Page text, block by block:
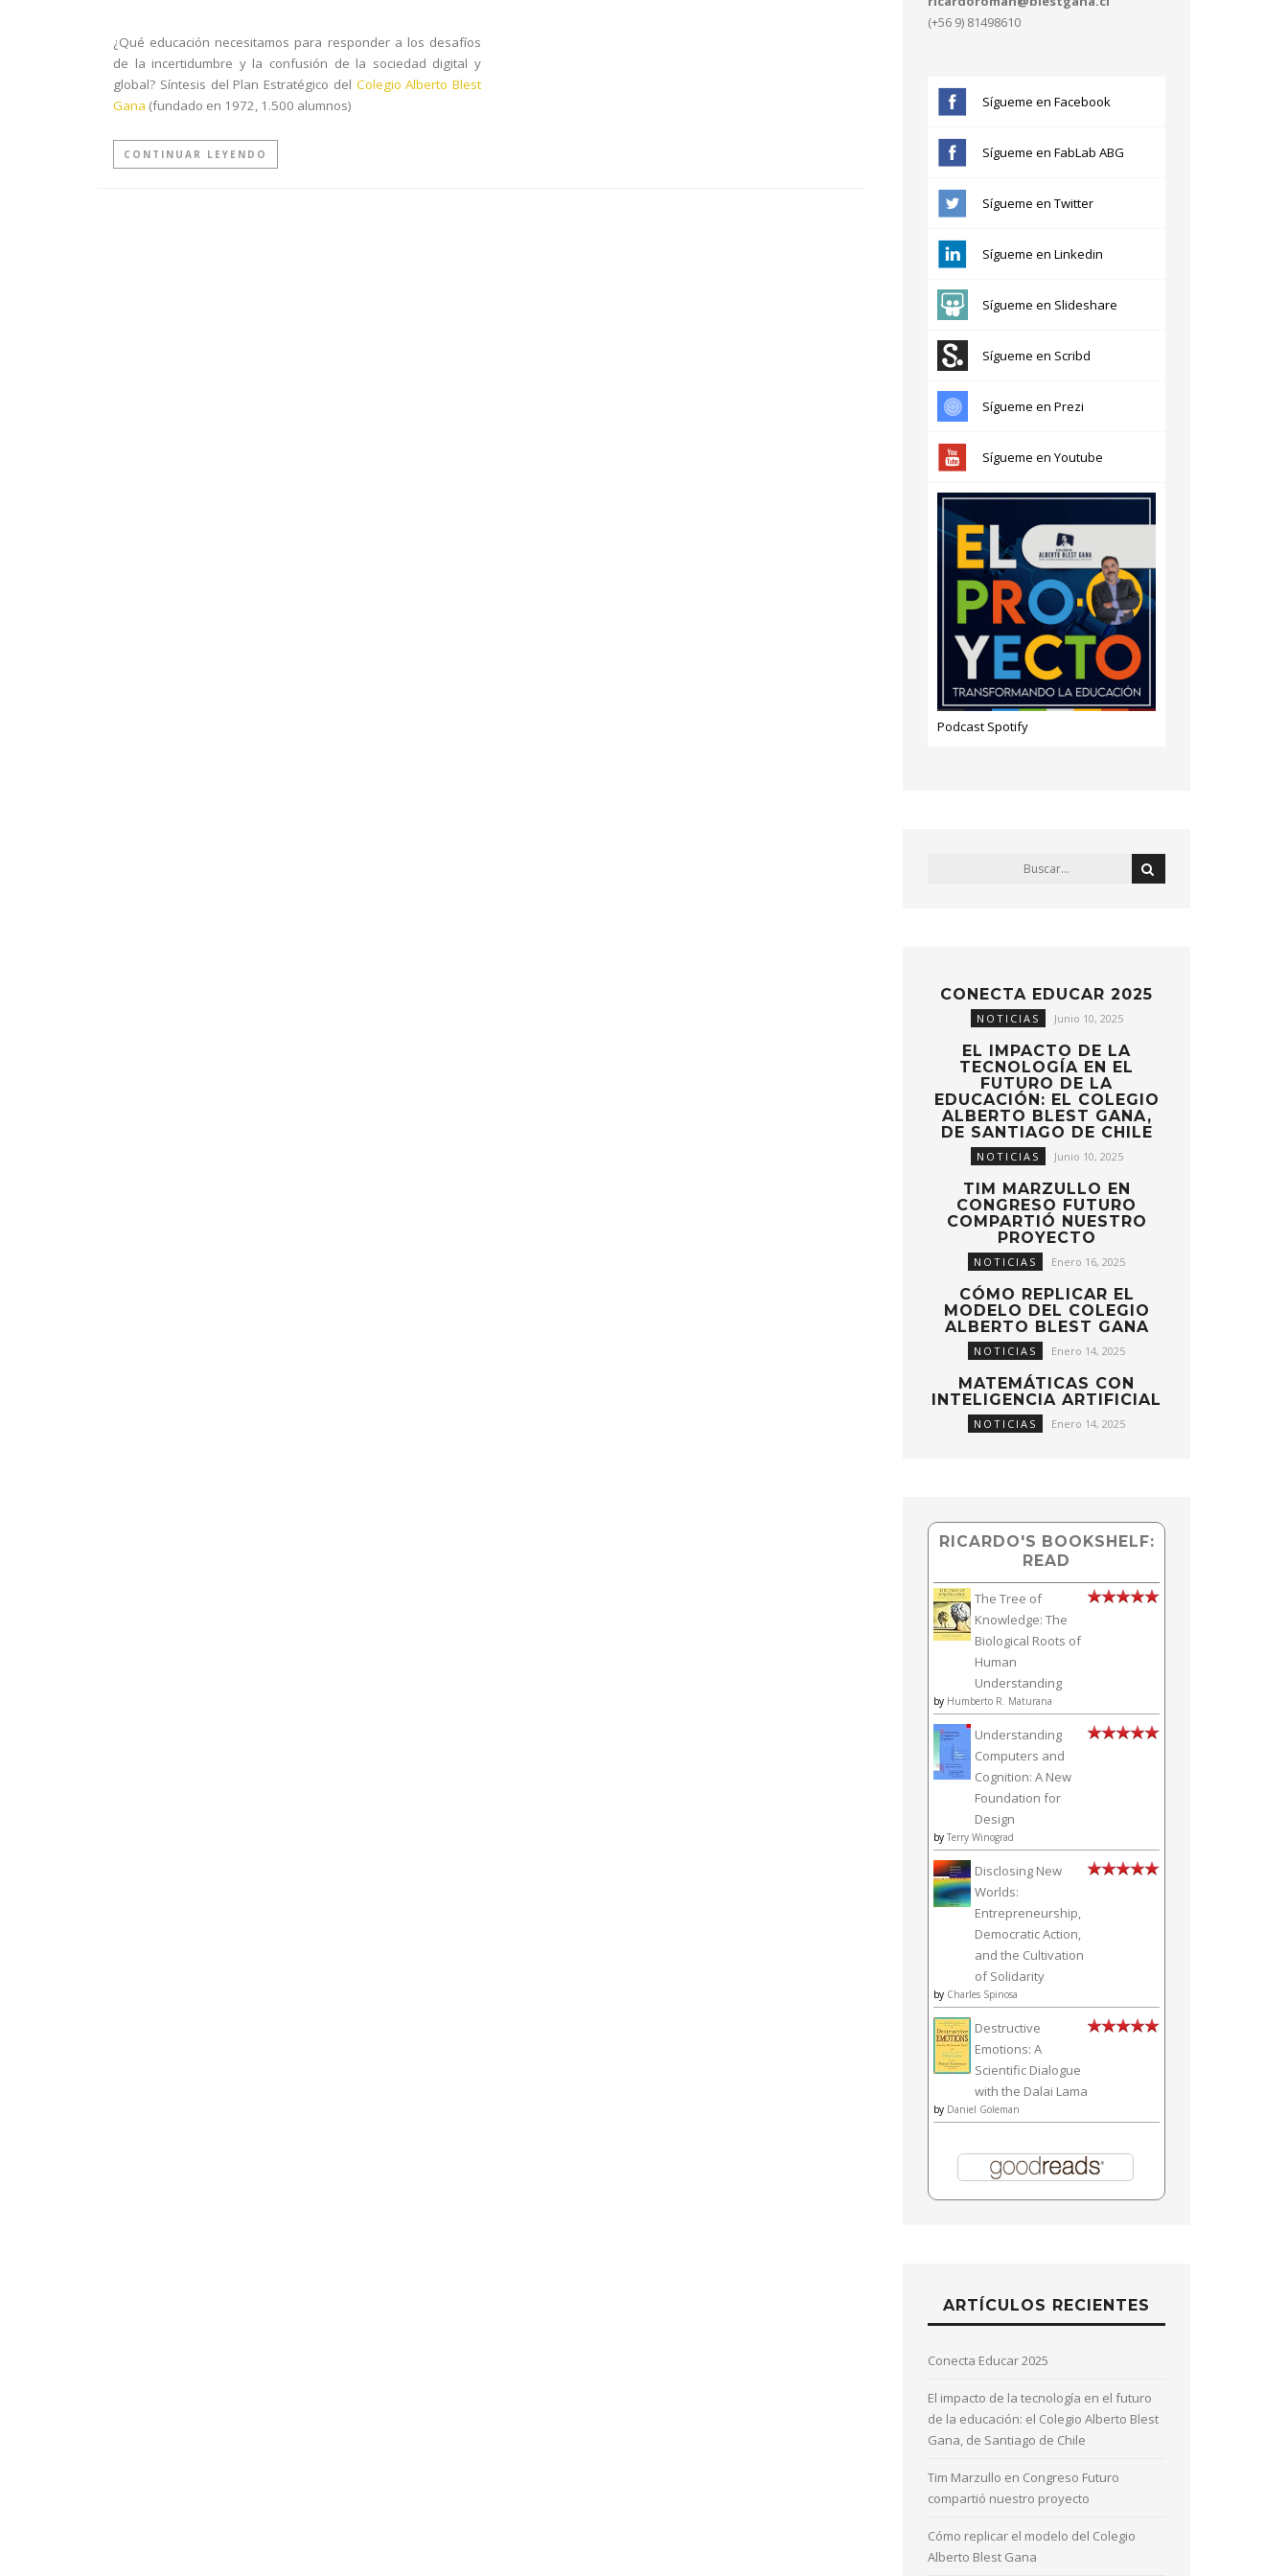
¿Qué educación necesitamos para responder a los desafíos
de la incertidumbre y la confusión de la sociedad digital y
global? Síntesis del Plan Estratégico del Colegio Alberto Blest
Gana (fundado en 1972, 1.500 alumnos)
CONTINUAR LEYENDO
(+56 9) 81498610
Sígueme en Facebook
Sígueme en FabLab ABG
Sígueme en Twitter
Sígueme en Linkedin
Sígueme en Slideshare
Sígueme en Scribd
Sígueme en Prezi
Sígueme en Youtube
Podcast Spotify
CONECTA EDUCAR 2025
NOTICIAS Junio 10, 2025
EL IMPACTO DE LA
TECNOLOGÍA EN EL
FUTURO DE LA
EDUCACIÓN: EL COLEGIO
ALBERTO BLEST GANA,
DE SANTIAGO DE CHILE
NOTICIAS Junio 10, 2025
TIM MARZULLO EN
CONGRESO FUTURO
COMPARTIÓ NUESTRO
PROYECTO
NOTICIAS Enero 16, 2025
CÓMO REPLICAR EL
MODELO DEL COLEGIO
ALBERTO BLEST GANA
NOTICIAS Enero 14, 2025
MATEMÁTICAS CON
INTELIGENCIA ARTIFICIAL
NOTICIAS Enero 14, 2025
RICARDO'S BOOKSHELF:
READ
The Tree of
Knowledge: The
Biological Roots of
Human
Understanding
by Humberto R. Maturana
Understanding
Computers and
Cognition: A New
Foundation for
Design
by Terry Winograd
Disclosing New
Worlds:
Entrepreneurship,
Democratic Action,
and the Cultivation
of Solidarity
by Charles Spinosa
Destructive
Emotions: A
Scientific Dialogue
with the Dalai Lama
by Daniel Goleman
ARTÍCULOS RECIENTES
Conecta Educar 2025
El impacto de la tecnología en el futuro
de la educación: el Colegio Alberto Blest
Gana, de Santiago de Chile
Tim Marzullo en Congreso Futuro
compartió nuestro proyecto
Cómo replicar el modelo del Colegio
Alberto Blest Gana